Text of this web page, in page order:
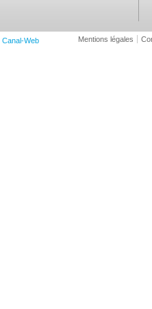
Canal-Web Mentions légales